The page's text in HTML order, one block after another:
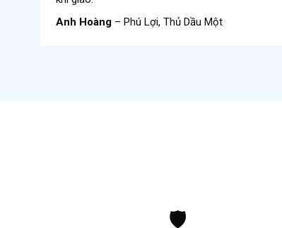
Anh Hoàng – Phú Lợi, Thủ Dầu Một
🛡️